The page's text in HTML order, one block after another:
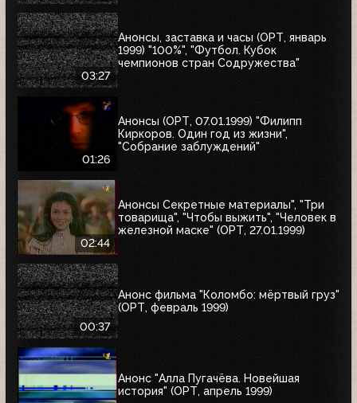
03:27
Анонсы, заставка и часы (ОРТ, январь
1999) "100%", "Футбол. Кубок
чемпионов стран Содружества"
01:26
Анонсы (ОРТ, 07.01.1999) "Филипп
Киркоров. Один год из жизни",
"Собрание заблуждений"
02:44
Анонсы Секретные материалы", "Три
товарища", "Чтобы выжить", "Человек в
железной маске" (ОРТ, 27.01.1999)
00:37
Анонс фильма "Коломбо: мёртвый груз"
(ОРТ, февраль 1999)
Анонс "Алла Пугачёва. Новейшая
история" (ОРТ, апрель 1999)